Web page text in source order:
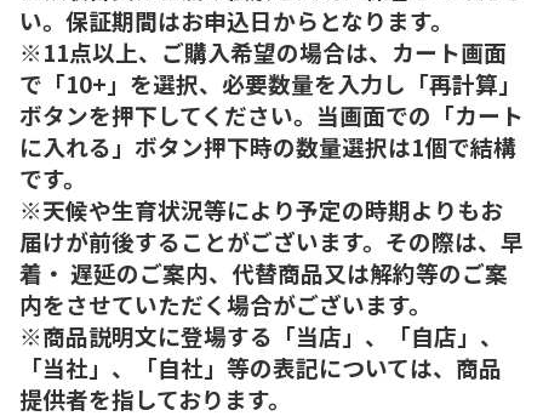
い。保証期間はお申込日からとなります。
※11点以上、ご購入希望の場合は、カート画面
で「10+」を選択、必要数量を入力し「再計算」
ボタンを押下してください。当画面での「カート
に入れる」ボタン押下時の数量選択は1個で結構
です。
※天候や生育状況等により予定の時期よりもお
届けが前後することがございます。その際は、早
着・ 遅延のご案内、代替商品又は解約等のご案
内をさせていただく場合がございます。
※商品説明文に登場する「当店」、「自店」、
「当社」、「自社」等の表記については、商品
提供者を指しております。